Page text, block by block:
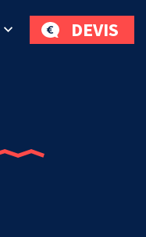
DEVIS